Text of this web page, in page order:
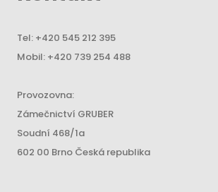
Tel: +420 545 212 395
Mobil: +420 739 254 488
Provozovna:
Zámečnictví GRUBER
Soudní 468/1a
602 00 Brno Česká republika